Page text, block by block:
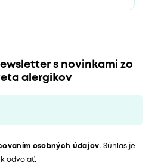
s novinkami zo
alergikov
osobných údajov. Súhlas je
odvolať.